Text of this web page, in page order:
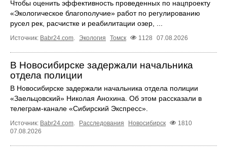
Чтобы оценить эффективность проведенных по нацпроекту
«Экологическое благополучие» работ по регулированию
русел рек, расчистке и реабилитации озер, ...
Источник: Babr24.com. Экология Томск 1128 07.08.2026
В Новосибирске задержали начальника
отдела полиции
В Новосибирске задержали начальника отдела полиции
«Заельцовский» Николая Анохина. Об этом рассказали в
телеграм-канале «Сибирский Экспресс».
Источник: Babr24.com. Расследования Новосибирск
1810
07.08.2026